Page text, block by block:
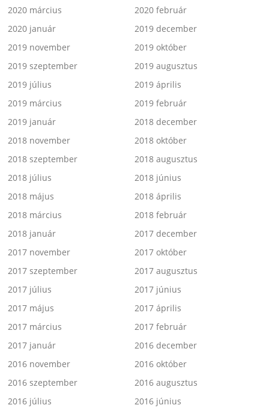
2020 március
2020 február
2020 január
2019 december
2019 november
2019 október
2019 szeptember
2019 augusztus
2019 július
2019 április
2019 március
2019 február
2019 január
2018 december
2018 november
2018 október
2018 szeptember
2018 augusztus
2018 július
2018 június
2018 május
2018 április
2018 március
2018 február
2018 január
2017 december
2017 november
2017 október
2017 szeptember
2017 augusztus
2017 július
2017 június
2017 május
2017 április
2017 március
2017 február
2017 január
2016 december
2016 november
2016 október
2016 szeptember
2016 augusztus
2016 július
2016 június